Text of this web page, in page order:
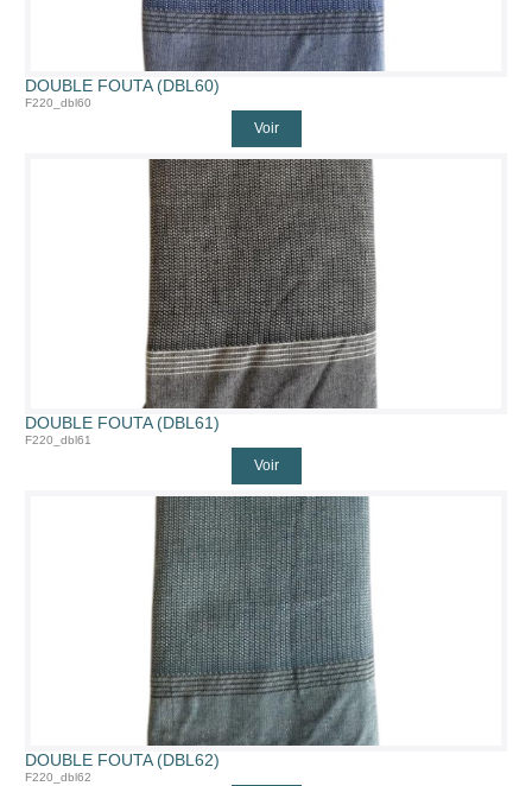
DOUBLE FOUTA (DBL60)
F220_dbl60
Voir
DOUBLE FOUTA (DBL61)
F220_dbl61
Voir
DOUBLE FOUTA (DBL62)
F220_dbl62